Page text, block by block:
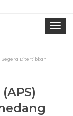
Toggle
Segera Ditertibkan